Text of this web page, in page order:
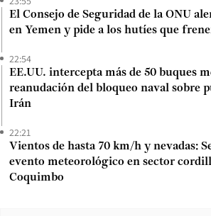
El Consejo de Seguridad de la ONU
en Yemen y pide a los hutíes que
22:54
EE.UU. intercepta más de 50 buques
reanudación del bloqueo naval sobre
Irán
22:21
Vientos de hasta 70 km/h y nevadas:
evento meteorológico en sector
Coquimbo